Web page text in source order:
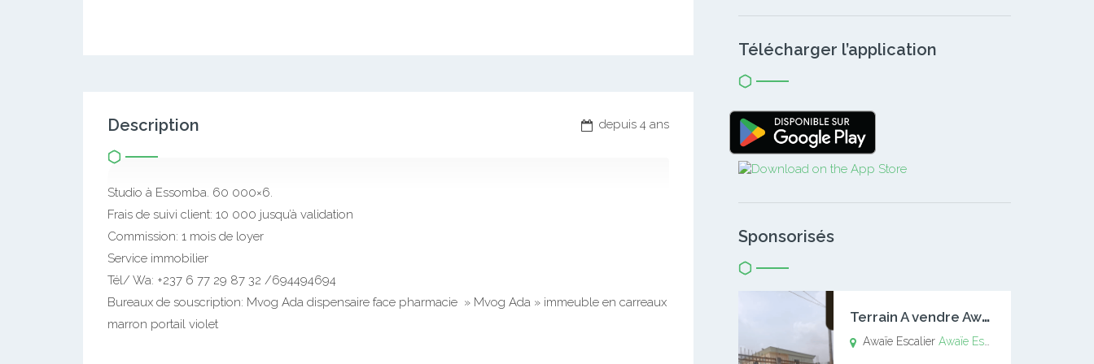
depuis 4 ans
Description
Studio à Essomba. 60 000×6.
Frais de suivi client: 10 000 jusqu’à validation
Commission: 1 mois de loyer
Service immobilier
Tél/ Wa: +237 6 77 29 87 32 /694494694
Bureaux de souscription: Mvog Ada dispensaire face pharmacie » Mvog Ada » immeuble en carreaux
marron portail violet
Télécharger l’application
Sponsorisés
T
errain A vendre Awaïe Escalier
Awaïe EscalierAwaïe Escalier